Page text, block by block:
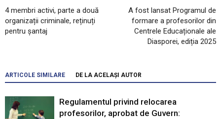
4 membri activi, parte a două
organizații criminale, reținuți
pentru șantaj
A fost lansat Programul de
formare a profesorilor din
Centrele Educaționale ale
Diasporei, ediția 2025
ARTICOLE SIMILARE DE LA ACELAȘI AUTOR
Regulamentul privind relocarea
profesorilor, aprobat de Guvern: